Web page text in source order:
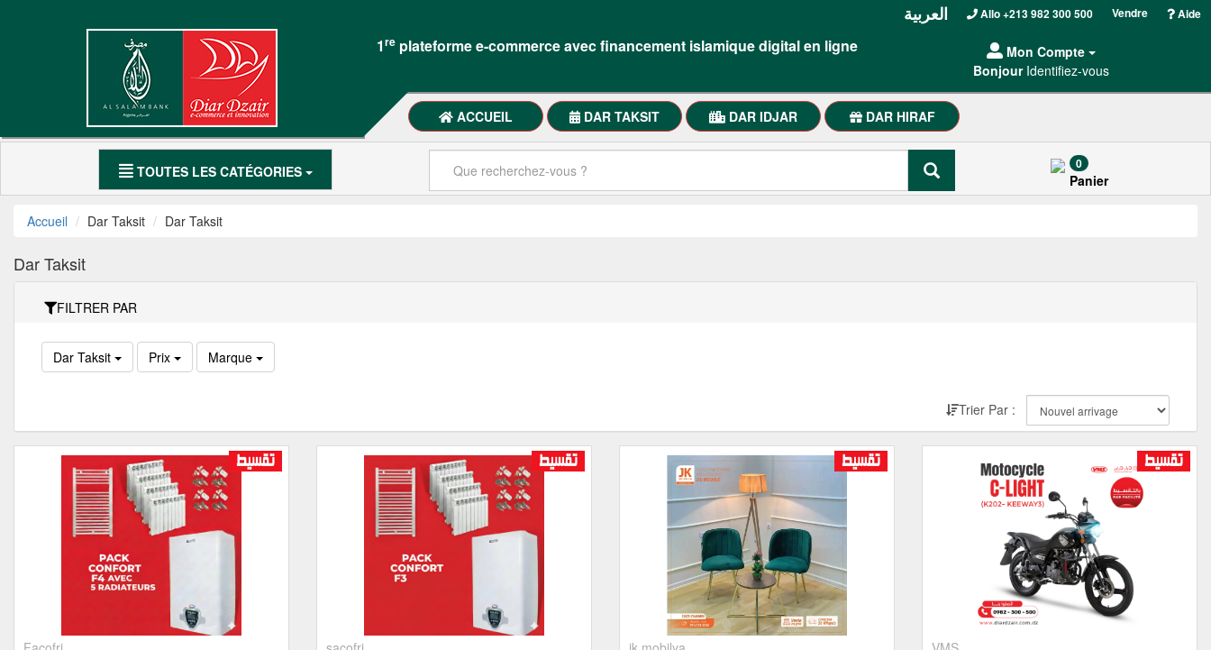
Mon
العربية
DAR
TAKSIT
TAKSIT
Meubles Maison
SmartPhones
Motocycle
Compte
العربية Allo +213 982 300 500 Vendre Aide
1re plateforme e-commerce avec financement islamique digital en ligne
Mon Compte
Bonjour Identifiez-vous
ACCUEIL DAR TAKSIT DAR IDJAR DAR HIRAF
TOUTES LES CATÉGORIES 0
Panier
Accueil Dar Taksit Dar Taksit
Dar Taksit
FILTRER PAR
Dar Taksit Prix Marque
Trier Par :